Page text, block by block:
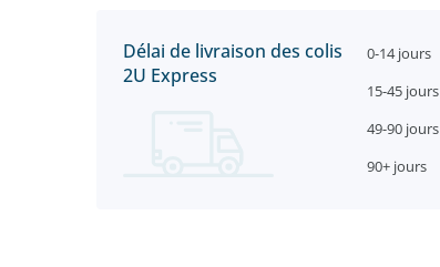
Délai de livraison des colis
2U Express
0-14 jours
15-45 jours
49-90 jours
90+ jours